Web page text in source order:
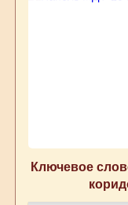
Ключевое